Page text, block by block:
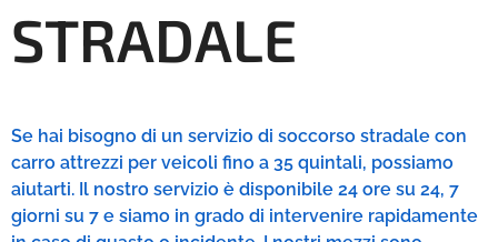
STRADALE
Se hai bisogno di un servizio di soccorso stradale con
carro attrezzi per veicoli fino a 35 quintali, possiamo
aiutarti. Il nostro servizio è disponibile 24 ore su 24, 7
giorni su 7 e siamo in grado di intervenire rapidamente